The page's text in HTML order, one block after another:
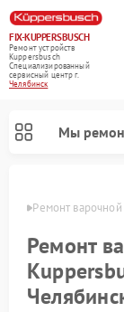
FIX-KUPPERSBUSCH
Ремонт устройств
Kuppersbusch
Специализированный
cервисный центр г.
Челябинск
Мы
Ремонт
Ремонт